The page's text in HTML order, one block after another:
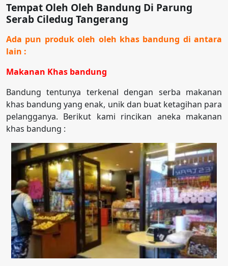
Tempat Oleh Oleh Bandung Di Parung
Serab Ciledug Tangerang
Ada pun produk oleh oleh khas bandung di antara
lain :
Makanan Khas bandung
Bandung tentunya terkenal dengan serba makanan
khas bandung yang enak, unik dan buat ketagihan para
pelangganya. Berikut kami rincikan aneka makanan
khas bandung :